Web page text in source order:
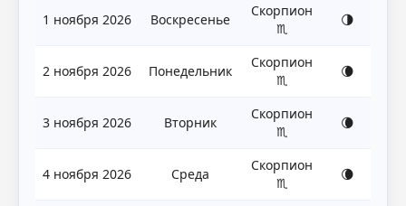
1 ноября 2026 Воскресенье
Скорпион
♏
🌗
2 ноября 2026 Понедельник
Скорпион
♏
🌘
3 ноября 2026 Вторник
Скорпион
♏
🌘
4 ноября 2026 Среда
Скорпион
♏
🌘